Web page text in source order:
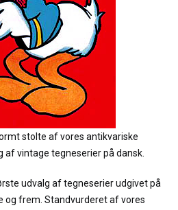
stolte af vores antikvariske
vintage tegneserier på dansk.
udvalg af tegneserier udgivet på
og frem. Standvurderet af vores